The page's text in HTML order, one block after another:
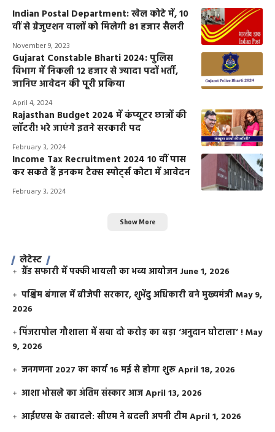
Indian Postal Department: खेल कोटे में, 10
वीं से ग्रेजुएशन वालों को मिलेगी 81 हजार सैलरी
November 9, 2023
Gujarat Constable Bharti 2024: पुलिस
विभाग में निकली 12 हजार से ज्यादा पदों भर्ती,
जानिए आवेदन की पूरी प्रकिया
April 4, 2024
Rajasthan Budget 2024 में कंप्यूटर छात्रों की
लॉटरी! भरे जाएंगे इतने सरकारी पद
February 3, 2024
Income Tax Recruitment 2024 10 वीं पास
कर सकते हैं इनकम टैक्स स्पोर्ट्स कोटा में आवेदन
February 3, 2024
Show More
लेटेस्ट
ग्रैंड सफारी में पक्की भायली का भव्य आयोजन June 1, 2026
पश्चिम बंगाल में बीजेपी सरकार, शुभेंदु अधिकारी बने मुख्यमंत्रीMay 9,
2026
​पिंजरापोल गौशाला में सवा दो करोड़ का बड़ा ‘अनुदान घोटाला’ !May
9, 2026
जनगणना 2027 का कार्य 16 मई से होगा शुरूApril 18, 2026
आशा भोसले का अंतिम संस्कार आजApril 13, 2026
आईएएस के तबादले: सीएम ने बदली अपनी टीमApril 1, 2026